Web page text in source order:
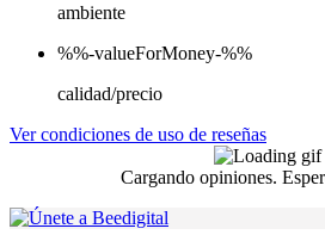
ambiente
%%-valueForMoney-%%
calidad/precio
Ver condiciones de uso de reseñas
Cargando opiniones.